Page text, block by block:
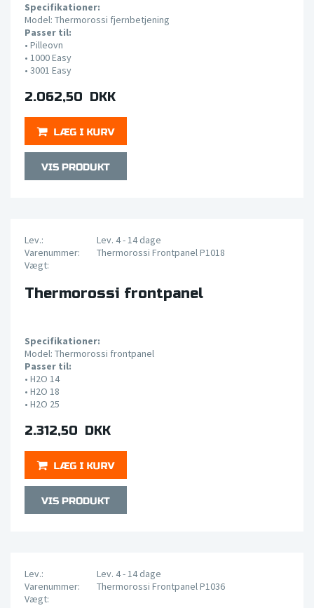
Specifikationer:
Model: Thermorossi fjernbetjening
Passer til:
• Pilleovn
• 1000 Easy
• 3001 Easy
2.062,50 DKK
Lev.:
Lev. 4 - 14 dage
Varenummer:
Thermorossi Frontpanel P1018
Vægt:
Thermorossi frontpanel
Specifikationer:
Model: Thermorossi frontpanel
Passer til:
• H2O 14
• H2O 18
• H2O 25
2.312,50 DKK
Lev.:
Lev. 4 - 14 dage
Varenummer:
Thermorossi Frontpanel P1036
Vægt: